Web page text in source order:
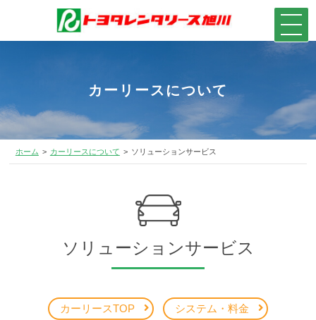
カーリースについて
ホーム カーリースについて ソリューションサービス
ソリューションサービス
カーリースTOP システム・料金